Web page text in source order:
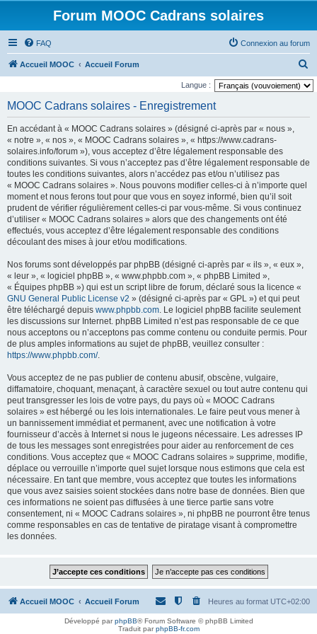
Forum MOOC Cadrans solaires
FAQ Connexion au forum
Accueil MOOC Accueil Forum
e
Langue :
MOOC Cadrans solaires - Enregistrement
En accédant à « MOOC Cadrans solaires » (désigné ci-après par « nous »,
« notre », « nos », « MOOC Cadrans solaires », « https://www.cadrans-
solaires.info/forum »), vous acceptez d’être légalement responsable des
conditions suivantes. Si vous n’acceptez pas d’être légalement responsable de
toutes les conditions suivantes, alors n’accédez pas et/ou n’utilisez pas
« MOOC Cadrans solaires ». Nous pouvons modifier celles-ci à n’importe quel
moment et nous ferons tout pour que vous en soyez informé, bien qu’il soit
prudent de vérifier régulièrement celles-ci par vous-même. Si vous continuez
d’utiliser « MOOC Cadrans solaires » alors que des changements ont été
effectués, vous acceptez d’être légalement responsable des conditions
découlant des mises à jour et/ou modifications.
Nos forums sont développés par phpBB (désigné ci-après par « ils », « eux »,
« leur », « logiciel phpBB », « www.phpbb.com », « phpBB Limited »,
« Équipes phpBB ») qui est un script libre de forum, déclaré sous la licence «
GNU General Public License v2 » (désigné ci-après par « GPL ») et qui peut
être téléchargé depuis www.phpbb.com. Le logiciel phpBB facilite seulement
les discussions sur Internet. phpBB Limited n’est pas responsable de ce que
nous acceptons ou n’acceptons pas comme contenu ou conduite permis. Pour
de plus amples informations au sujet de phpBB, veuillez consulter :
https://www.phpbb.com/.
Vous acceptez de ne pas publier de contenu abusif, obscène, vulgaire,
diffamatoire, choquant, menaçant, à caractère sexuel ou tout autre contenu qui
peut transgresser les lois de votre pays, du pays où « MOOC Cadrans
solaires » est hébergé ou les lois internationales. Le faire peut vous mener à
un bannissement immédiat et permanent, avec une notification à votre
fournisseur d’accès à Internet si nous le jugeons nécessaire. Les adresses IP
de tous les messages sont enregistrées pour aider au renforcement de ces
conditions. Vous acceptez que « MOOC Cadrans solaires » supprime, modifie,
déplace ou verrouille n’importe quel sujet lorsque nous estimons que cela est
nécessaire. En tant que membre, vous acceptez que toutes les informations
que vous avez saisies soient stockées dans notre base de données. Bien que
ces informations ne soient pas diffusées à une tierce partie sans votre
consentement, ni « MOOC Cadrans solaires », ni phpBB ne pourront être tenus
comme responsables en cas de tentative de piratage visant à compromettre
les données.
Accueil MOOC Accueil Forum Heures au format UTC+02:00
Développé parphpBB® Forum Software © phpBB Limited
Traduit parphpBB-fr.com